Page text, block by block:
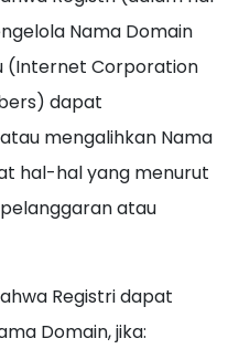
Nama Domain
(Internet Corporation
dapat
mengalihkan Nama
hal-hal yang menurut
atau
Registri dapat
Domain, jika: